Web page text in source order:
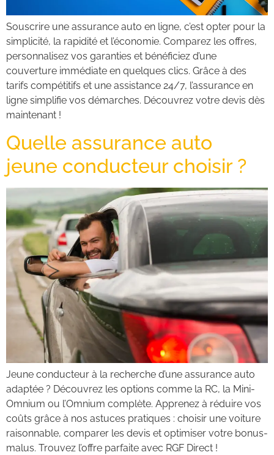
Souscrire une assurance auto en ligne, c’est opter pour la
simplicité, la rapidité et l’économie. Comparez les offres,
personnalisez vos garanties et bénéficiez d’une
couverture immédiate en quelques clics. Grâce à des
tarifs compétitifs et une assistance 24/7, l’assurance en
ligne simplifie vos démarches. Découvrez votre devis dès
maintenant !
Quelle assurance auto
jeune conducteur choisir ?
Jeune conducteur à la recherche d’une assurance auto
adaptée ? Découvrez les options comme la RC, la Mini-
Omnium ou l’Omnium complète. Apprenez à réduire vos
coûts grâce à nos astuces pratiques : choisir une voiture
raisonnable, comparer les devis et optimiser votre bonus-
malus. Trouvez l’offre parfaite avec RGF Direct !